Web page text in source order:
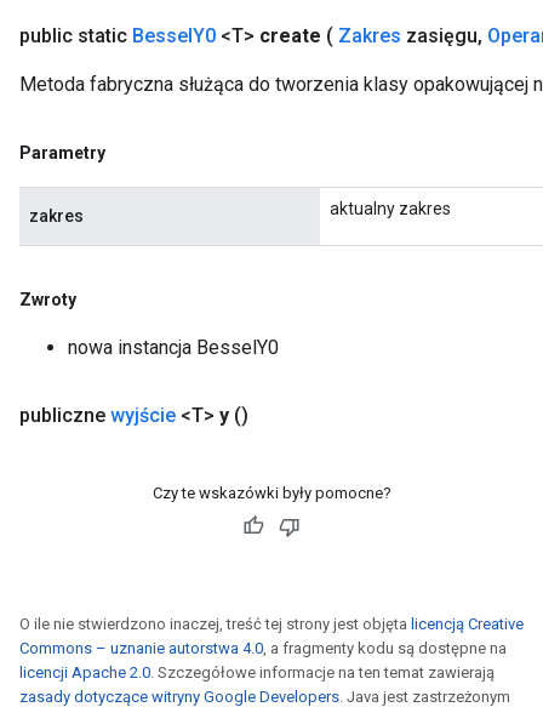
public static BesselY0 <T> create ( Zakres zasięgu,
Metoda fabryczna służąca do tworzenia klasy opakowującej
Parametry
zakres aktualny zakres
Zwroty
nowa instancja BesselY0
publiczne wyjście <T> y ()
Czy te wskazówki były pomocne?
O ile nie stwierdzono inaczej, treść tej strony jest objęta licencją Creative
Commons – uznanie autorstwa 4.0, a fragmenty kodu są dostępne na
licencji Apache 2.0. Szczegółowe informacje na ten temat zawierają
zasady dotyczące witryny Google Developers. Java jest zastrzeżonym